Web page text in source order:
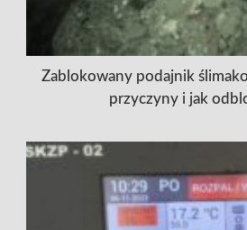
Zablokowany podajnik
przyczyny i jak